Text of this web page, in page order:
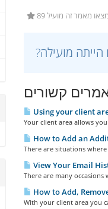
מאמר זה מועיל
קשורים
Using your client
Your client area allows
How to Add an
There are situations
View Your Email
There are many
How to Add,
With your client area you